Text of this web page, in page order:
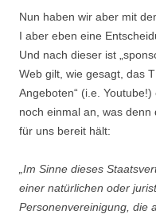
Nun haben wir aber mit
I aber eben eine
Und nach dieser ist
Web gilt, wie gesagt, das
Angeboten“ (i.e.
noch einmal an, was denn
für uns bereit hält:
„Im Sinne dieses
einer natürlichen oder
Personenvereinigung, die